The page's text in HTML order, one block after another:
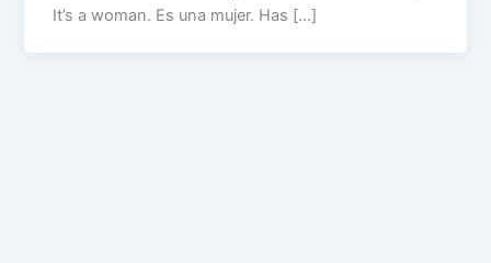
It’s a woman. Es una mujer. Has […]